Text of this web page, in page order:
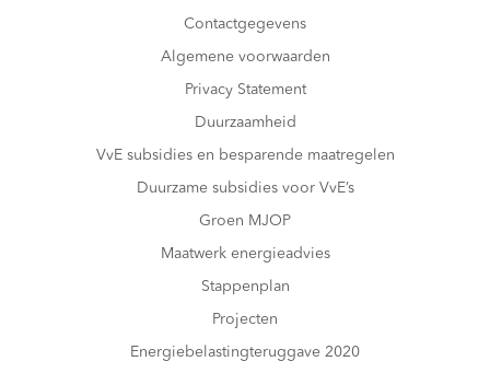
Contactgegevens
Algemene voorwaarden
Privacy Statement
Duurzaamheid
VvE subsidies en besparende maatregelen
Duurzame subsidies voor VvE’s
Groen MJOP
Maatwerk energieadvies
Stappenplan
Projecten
Energiebelastingteruggave 2020